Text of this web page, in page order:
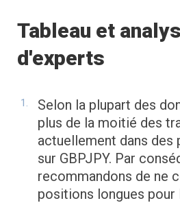
Tableau et
d'experts
Selon la plupart des
plus de la moitié des
actuellement dans
sur GBPJPY. Par
recommandons de ne
positions longues pour